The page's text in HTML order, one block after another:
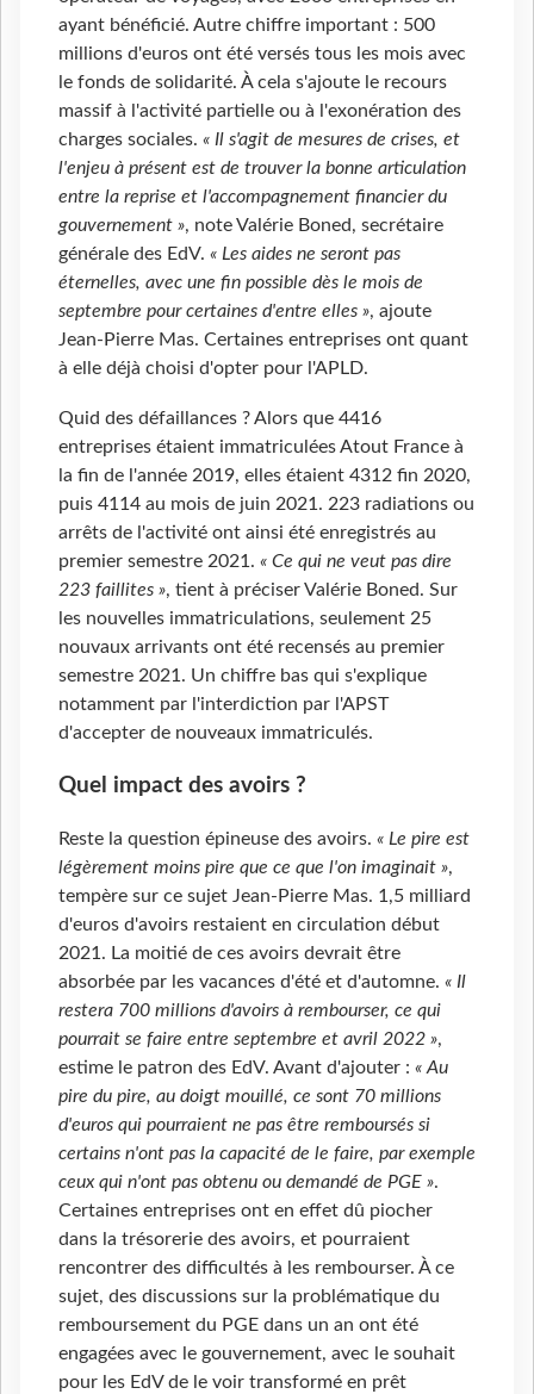
ayant bénéficié. Autre chiffre important : 500
millions d'euros ont été versés tous les mois avec
le fonds de solidarité. À cela s'ajoute le recours
massif à l'activité partielle ou à l'exonération des
charges sociales. « Il s'agit de mesures de crises, et
l'enjeu à présent est de trouver la bonne articulation
entre la reprise et l'accompagnement financier du
gouvernement », note Valérie Boned, secrétaire
générale des EdV. « Les aides ne seront pas
éternelles, avec une fin possible dès le mois de
septembre pour certaines d'entre elles », ajoute
Jean-Pierre Mas. Certaines entreprises ont quant
à elle déjà choisi d'opter pour l'APLD.
Quid des défaillances ? Alors que 4416
entreprises étaient immatriculées Atout France à
la fin de l'année 2019, elles étaient 4312 fin 2020,
puis 4114 au mois de juin 2021. 223 radiations ou
arrêts de l'activité ont ainsi été enregistrés au
premier semestre 2021. « Ce qui ne veut pas dire
223 faillites », tient à préciser Valérie Boned. Sur
les nouvelles immatriculations, seulement 25
nouvaux arrivants ont été recensés au premier
semestre 2021. Un chiffre bas qui s'explique
notamment par l'interdiction par l'APST
d'accepter de nouveaux immatriculés.
Quel impact des avoirs ?
Reste la question épineuse des avoirs. « Le pire est
légèrement moins pire que ce que l'on imaginait »,
tempère sur ce sujet Jean-Pierre Mas. 1,5 milliard
d'euros d'avoirs restaient en circulation début
2021. La moitié de ces avoirs devrait être
absorbée par les vacances d'été et d'automne. « Il
restera 700 millions d'avoirs à rembourser, ce qui
pourrait se faire entre septembre et avril 2022 »,
estime le patron des EdV. Avant d'ajouter : « Au
pire du pire, au doigt mouillé, ce sont 70 millions
d'euros qui pourraient ne pas être remboursés si
certains n'ont pas la capacité de le faire, par exemple
ceux qui n'ont pas obtenu ou demandé de PGE ».
Certaines entreprises ont en effet dû piocher
dans la trésorerie des avoirs, et pourraient
rencontrer des difficultés à les rembourser. À ce
sujet, des discussions sur la problématique du
remboursement du PGE dans un an ont été
engagées avec le gouvernement, avec le souhait
pour les EdV de le voir transformé en prêt